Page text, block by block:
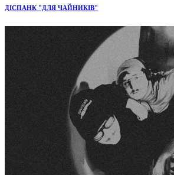
ДІСПАНК "ДЛЯ ЧАЙНИКІВ"